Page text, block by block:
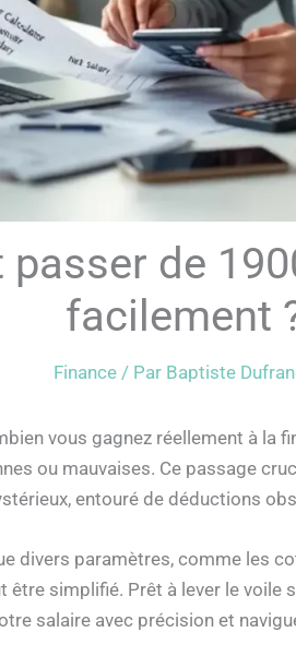
passer de
facilement
Finance/ Par Baptiste
vous gagnez réellement à la
ou mauvaises. Ce passage
entouré de déductions
divers paramètres, comme les
être simplifié. Prêt à lever le voile
salaire avec précision et